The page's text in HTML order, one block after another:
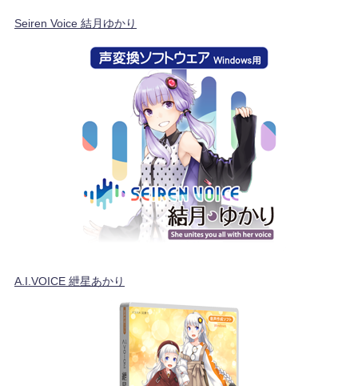
Seiren Voice 結月ゆかり
A.I.VOICE 紲星あかり